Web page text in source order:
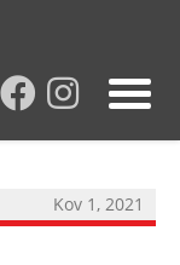
Kov 1, 2021